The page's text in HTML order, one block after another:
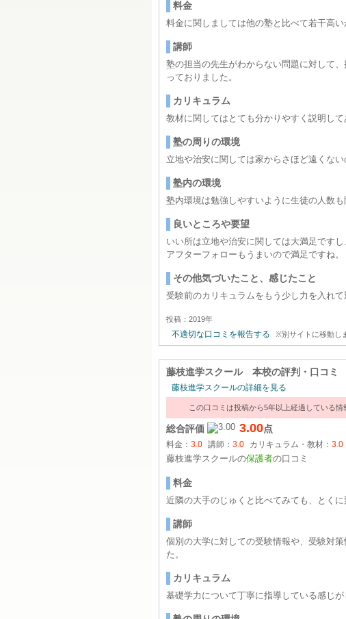
料金
料金に関しましては他の塾と比べて若干高
講師
塾の担当の先生がわからない問題に対して
っておりました。
カリキュラム
教材に関してはとても分かりやすく説明し
塾の周りの環境
立地や治安に関しては家からさほど遠くな
塾内の環境
塾内環境は勉強しやすいように生徒の人数
良いところや要望
いい所は立地や治安に関しては大満足です
アフターフォローもうまいので満足ですね。
その他気づいたこと、感じたこと
受験前のカリキュラムをもう少し力を入れ
投稿：2019年
不適切な口コミを報告する ※別サイトに移動し
藤枝進学スクール 本校の評判・口コミ
藤枝進学スクールの詳細を見る
この口コミは投稿から5年以上経過している
総合評価 3.00点
料金： 3.0 講師： 3.0 カリキュラム・教材： 3.0
藤枝進学スクールの保護者の口コミ
料金
近隣の大手のじゅくと比べてみても、とくに
講師
個別の大学に対しての受験情報や、受験対
た。
カリキュラム
基礎学力について丁寧に指導している感じ